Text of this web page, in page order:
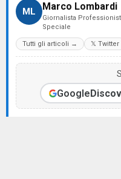
ML Marco Lombardi
Giornalista
Speciale
Tutti gli articoli → 𝕏 Twitter
Google